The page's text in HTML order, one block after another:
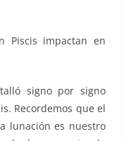
Piscis impactan en
signo por signo
Recordemos que el
lunación es nuestro